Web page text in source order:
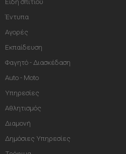
Έντυπα
Αγορές
Εκπαίδευση
Φαγητό - Διασκέδαση
Auto - Moto
Υπηρεσίες
Αθλητισμός
Διαμονή
Δημόσιες Υπηρεσίες